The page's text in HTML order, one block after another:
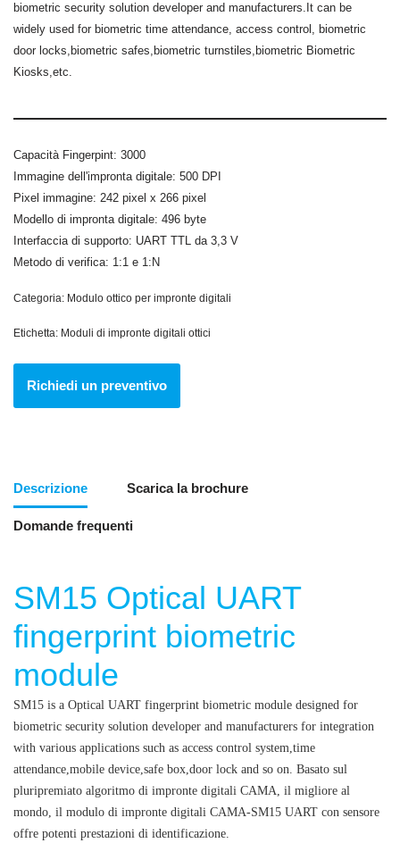
biometric security solution developer and manufacturers.It can be
widely used for biometric time attendance, access control, biometric
door locks,biometric safes,biometric turnstiles,biometric Biometric
Kiosks,etc.
Capacità Fingerpint: 3000
Immagine dell'impronta digitale: 500 DPI
Pixel immagine: 242 pixel x 266 pixel
Modello di impronta digitale: 496 byte
Interfaccia di supporto: UART TTL da 3,3 V
Metodo di verifica: 1:1 e 1:N
Categoria: Modulo ottico per impronte digitali
Etichetta: Moduli di impronte digitali ottici
Richiedi un preventivo
Descrizione Scarica la brochure
Domande frequenti
SM15 Optical UART
fingerprint biometric
module
SM15 is a Optical UART fingerprint biometric module designed for
biometric security solution developer and manufacturers for integration
with various applications such as access control system,time
attendance,mobile device,safe box,door lock and so on. Basato sul
pluripremiato algoritmo di impronte digitali CAMA, il migliore al
mondo, il modulo di impronte digitali CAMA-SM15 UART con sensore
offre potenti prestazioni di identificazione.